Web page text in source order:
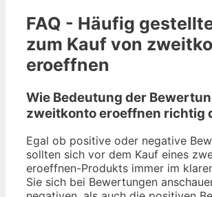
FAQ - Häufig
zum Kauf von
eroeffnen
Wie Bedeutung der
zweitkonto eroeffnen richtig
Egal ob positive oder negative
sollten sich vor dem Kauf eines
eroeffnen-Produkts immer im
Sie sich bei Bewertungen